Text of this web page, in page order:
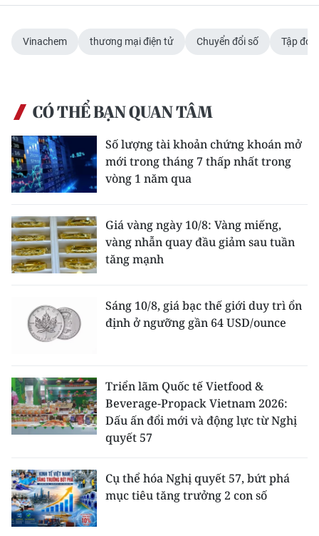
Vinachem thương mại điện tử Chuyển đổi số Tập
CÓ THỂ BẠN QUAN TÂM
Số lượng tài khoản chứng khoán mở
mới trong tháng 7 thấp nhất trong
vòng 1 năm qua
Giá vàng ngày 10/8: Vàng miếng,
vàng nhẫn quay đầu giảm sau tuần
tăng mạnh
Sáng 10/8, giá bạc thế giới duy trì ổn
định ở ngưỡng gần 64 USD/ounce
Triển lãm Quốc tế Vietfood &
Beverage-Propack Vietnam 2026:
Dấu ấn đổi mới và động lực từ Nghị
quyết 57
Cụ thể hóa Nghị quyết 57, bứt phá
mục tiêu tăng trưởng 2 con số